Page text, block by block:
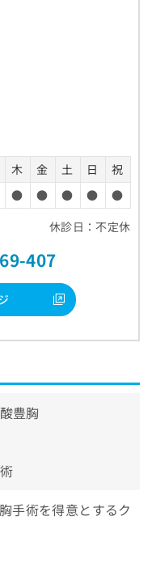
木 金 土 日
祝
● ● ● ●
●
休診日：不定休
407
豊胸
手術を得意とするク